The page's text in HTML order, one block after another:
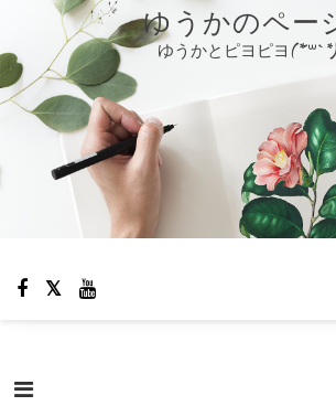
テ
ン
ツ
キ
ゆうかのペー
ゆうかとピヨピヨ(*´꒳`*)